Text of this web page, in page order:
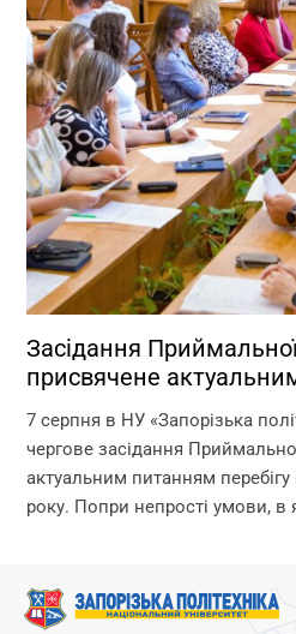
Засідання Приймальної
присвячене
перебігу вступної
7 серпня в НУ «Запорізька
чергове засідання
актуальним питанням перебігу
року. Попри непрості умови, в